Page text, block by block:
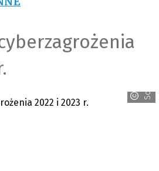
Sophos